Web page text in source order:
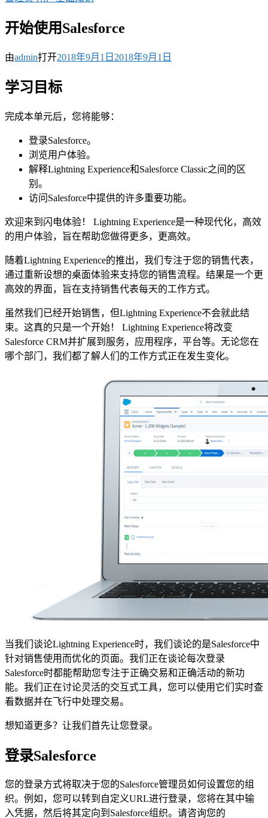
开始使用Salesforce
由admin打开2018年9月1日 2018年9月1日
学习目标
完成本单元后，您将能够：
登录Salesforce。
浏览用户体验。
解释Lightning Experience和Salesforce Classic之间的区
别。
访问Salesforce中提供的许多重要功能。
欢迎来到闪电体验！ Lightning Experience是一种现代化，高效
的用户体验，旨在帮助您做得更多，更高效。
随着Lightning Experience的推出，我们专注于您的销售代表，
通过重新设想的桌面体验来支持您的销售流程。结果是一个更
高效的界面，旨在支持销售代表每天的工作方式。
虽然我们已经开始销售，但Lightning Experience不会就此结
束。这真的只是一个开始！ Lightning Experience将改变
Salesforce CRM并扩展到服务，应用程序，平台等。无论您在
哪个部门，我们都了解人们的工作方式正在发生变化。
当我们谈论Lightning Experience时，我们谈论的是Salesforce中
针对销售使用而优化的页面。我们正在谈论每次登录
Salesforce时都能帮助您专注于正确交易和正确活动的新功
能。我们正在讨论灵活的交互式工具，您可以使用它们实时查
看数据并在飞行中处理交易。
想知道更多？让我们首先让您登录。
登录Salesforce
您的登录方式将取决于您的Salesforce管理员如何设置您的组
织。例如，您可以转到自定义URL进行登录，您将在其中输
入凭据，然后将其定向到Salesforce组织。请咨询您的